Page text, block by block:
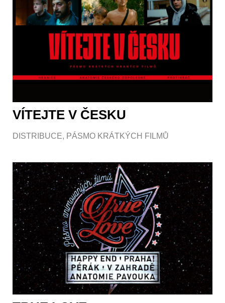
VÍTEJTE V ČESKU
DISTRIBUCE, PÁSMO KRÁTKÝCH FILMŮ